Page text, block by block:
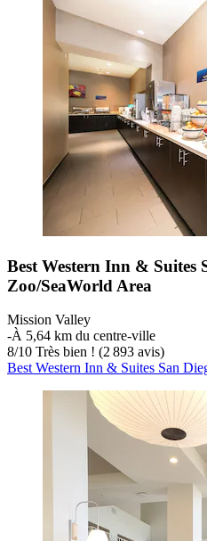
Best Western Inn & Suites
Zoo/SeaWorld Area
Mission Valley
‐À 5,64 km du centre-ville
8/10 Très bien ! (2 893 avis)
Best Western Inn & Suites San